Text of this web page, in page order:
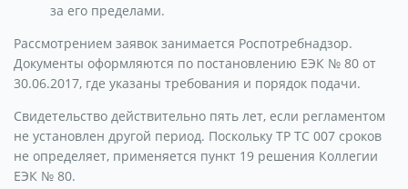
за его пределами.
Рассмотрением заявок занимается Роспотребнадзор.
Документы оформляются по постановлению ЕЭК № 80 от
30.06.2017, где указаны требования и порядок подачи.
Свидетельство действительно пять лет, если регламентом
не установлен другой период. Поскольку ТР ТС 007 сроков
не определяет, применяется пункт 19 решения Коллегии
ЕЭК № 80.